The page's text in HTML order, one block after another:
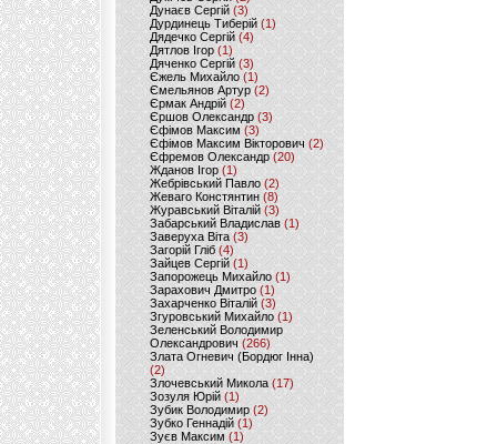
Дунаєв Сергій(3)
Дурдинець Тиберій (1)
Дядечко Сергій (4)
Дятлов Ігор (1)
Дяченко Сергій (3)
Єжель Михайло (1)
Ємельянов Артур (2)
Єрмак Андрій (2)
Єршов Олександр (3)
Єфімов Максим (3)
Єфімов Максим Вікторович (2)
Єфремов Олександр (20)
Жданов Ігор (1)
Жебрівський Павло (2)
Жеваго Констянтин (8)
Журавський Віталій (3)
Забарський Владислав (1)
Заверуха Віта (3)
Загорій Гліб (4)
Зайцев Сергій(1)
Запорожець Михайло (1)
Зарахович Дмитро (1)
Захарченко Віталій (3)
Згуровський Михайло (1)
Зеленський Володимир
Олександрович (266)
Злата Огневич (Бордюг Інна)
(2)
Злочевський Микола(17)
Зозуля Юрій (1)
Зубик Володимир (2)
Зубко Геннадій (1)
Зуєв Максим(1)